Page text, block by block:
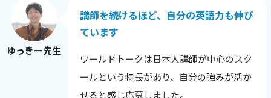
す。
生徒さんの性格や興味のあること、英語に
興味を持った理由から、その日の調子ま
で、相手を知ることを心がけています。
英語に自信をなくした生徒さんが、レッス
ゆっきー先生
講師を続けるほど、自分の英語力も伸び
ています
ワールドトークは日本人講師が中心のスク
ールという特長があり、自分の強みが活か
せると感じ応募しました。